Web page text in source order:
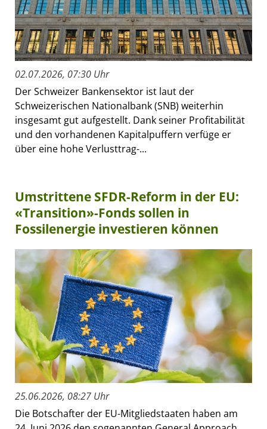
02.07.2026, 07:30 Uhr
Der Schweizer Bankensektor ist laut der
Schweizerischen Nationalbank (SNB) weiterhin
insgesamt gut aufgestellt. Dank seiner Profitabilität
und den vorhandenen Kapitalpuffern verfüge er
über eine hohe Verlusttrag-...
Umstrittene SFDR-Reform in der EU:
«Transition»-Fonds sollen in
Fossilenergie investieren können
25.06.2026, 08:27 Uhr
Die Botschafter der EU-Mitgliedstaaten haben am